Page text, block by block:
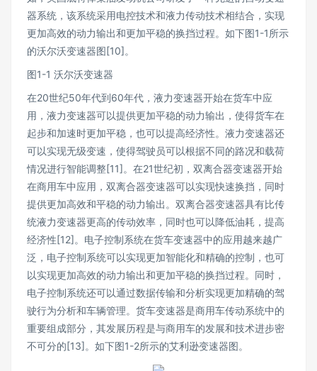
器系统，该系统采用电控技术和液力传动技术相结合，实现
更加高效的动力输出和更加平稳的换挡过程。如下图1-1所示
的沃尔沃变速器图[10]。
图1-1 沃尔沃变速器
在20世纪50年代到60年代，液力变速器开始在货车中应
用，液力变速器可以提供更加平稳的动力输出，使得货车在
起步和加速时更加平稳，也可以提高经济性。液力变速器还
可以实现无级变速，使得驾驶员可以根据不同的路况和载荷
情况进行智能调整[11]。在21世纪初，双离合器变速器开始
在商用车中应用，双离合器变速器可以实现快速换挡，同时
提供更加高效和平稳的动力输出。双离合器变速器具有比传
统液力变速器更高的传动效率，同时也可以降低油耗，提高
经济性[12]。电子控制系统在货车变速器中的应用越来越广
泛，电子控制系统可以实现更加智能化和精确的控制，也可
以实现更加高效的动力输出和更加平稳的换挡过程。同时，
电子控制系统还可以通过数据传输和分析实现更加精确的驾
驶行为分析和车辆管理。货车变速器是商用车传动系统中的
重要组成部分，其发展历程是与商用车的发展和技术进步密
不可分的[13]。如下图1-2所示的艾利逊变速器图。